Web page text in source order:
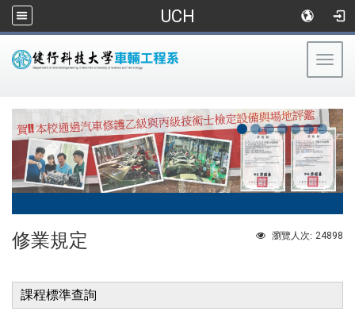
UCH
瀏覽人次: 24898
修業規定
課程標準查詢